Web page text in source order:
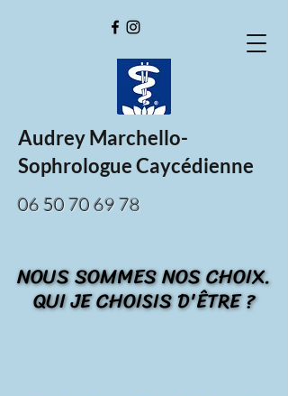
Audrey Marchello-
Sophrologue Caycédienne
06 50 70 69 78
NOUS SOMMES NOS CHOIX.
QUI JE CHOISIS D'ÊTRE ?
NOUS SOMMES NOS CHOIX.
QUI JE CHOISIS D'ÊTRE ?